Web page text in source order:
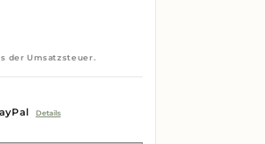
der Umsatzsteuer.
Details